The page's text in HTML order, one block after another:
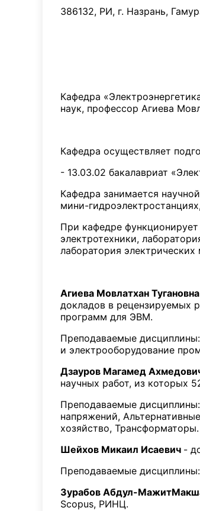
386132, РИ, г. Назрань,
Кафедра
наук, профессор Агиева
Кафедра осуществляет
- 13.03.02 бакалавриат
Кафедра занимается
мини-
При кафедре
электротехники,
лаборатория
Агиева Мовлатхан Тугановна
докладов в рецензируемых
программ для ЭВМ.
Преподаваемые
и электрооборудование
Дзауров Магамед
научных работ, из которых
Преподаваемые дисциплины:
напряжений,
хозяйство, Трансформаторы.
Шейхов Микаил Исаевич -
Преподаваемые
Зурабов Абдул-
Scopus, РИНЦ.